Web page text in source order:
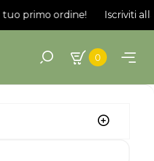
primo ordine! Iscriviti
0